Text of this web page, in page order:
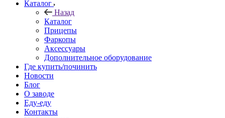
Каталог
Назад
Каталог
Прицепы
Фаркопы
Аксессуары
Дополнительное оборудование
Где купить/починить
Новости
Блог
О заводе
Еду-еду
Контакты